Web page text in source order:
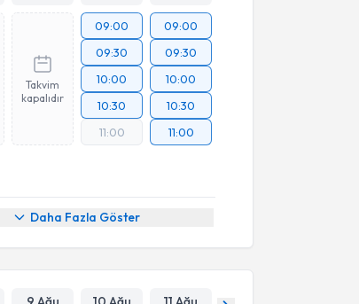
Takvim
kapalıdır
09:00
09:30
10:00
10:30
11:00
09:00
09:30
10:00
10:30
11:00
Daha Fazla Göster